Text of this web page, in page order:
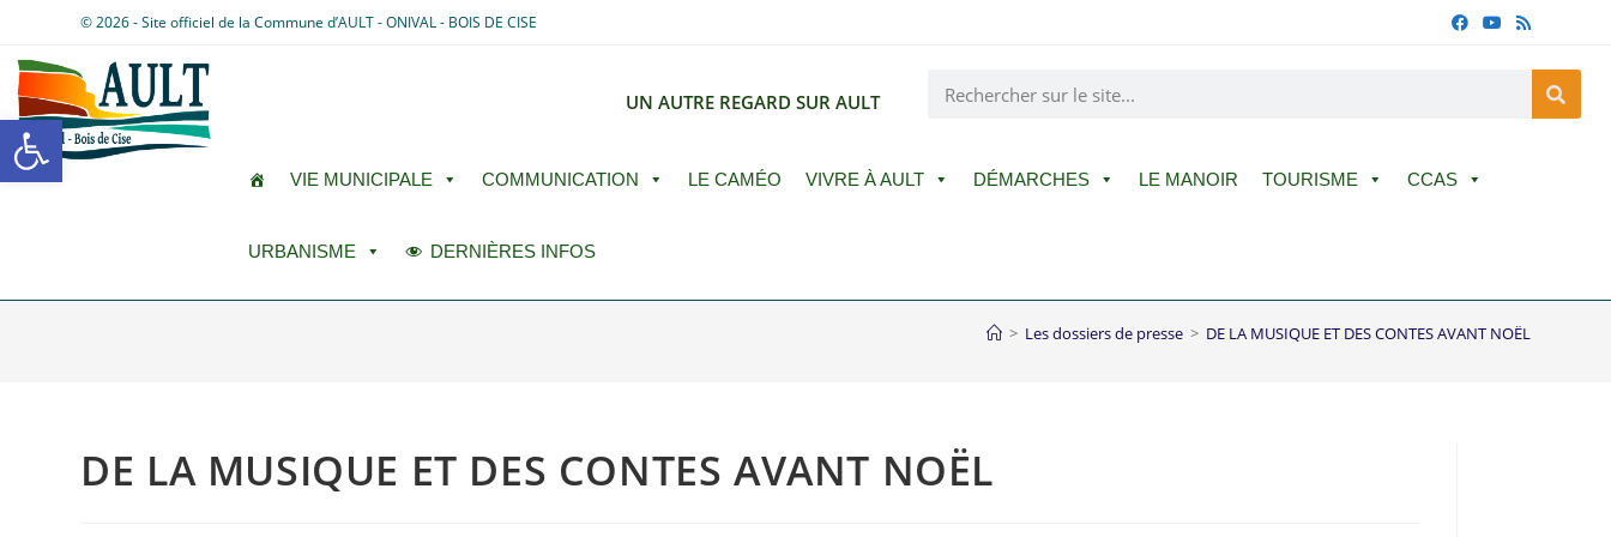
Ouvrir la barre d’outils
© 2026 - Site officiel de la Commune d’AULT - ONIVAL - BOIS DE CISE
UN AUTRE REGARD SUR AULT
VIE MUNICIPALE COMMUNICATION LE CAMÉO VIVRE À AULT DÉMARCHES LE MANOIR TOURISME CCAS
URBANISME DERNIÈRES INFOS
> Les dossiers de presse > DE LA MUSIQUE ET DES CONTES AVANT NOËL
DE LA MUSIQUE ET DES CONTES AVANT NOËL